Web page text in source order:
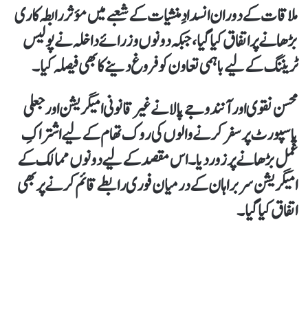
ملاقات کے دوران انسدادِ منشیات کے شعبے میں مؤثر رابطہ کاری
بڑھانے پر اتفاق کیا گیا، جبکہ دونوں وزرائے داخلہ نے پولیس
ٹریننگ کے لیے باہمی تعاون کو فروغ دینے کا بھی فیصلہ کیا۔
محسن نقوی اور آنند وجے پالا نے غیرقانونی امیگریشن اور جعلی
پاسپورٹ پر سفر کرنے والوں کی روک تھام کے لیے اشتراکِ
عمل بڑھانے پر زور دیا۔ اس مقصد کے لیے دونوں ممالک کے
امیگریشن سربراہان کے درمیان فوری رابطے قائم کرنے پر بھی
اتفاق کیا گیا۔